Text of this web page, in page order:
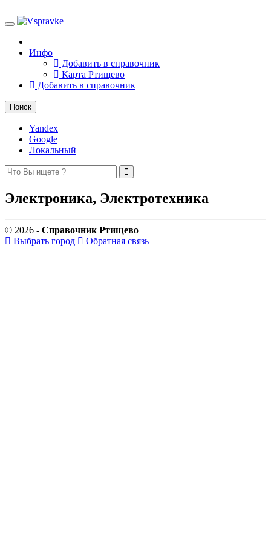
Toggle
Инфо
Добавить в справочник
Карта Ртищево
Добавить в справочник
Поиск
Yandex
Google
Локальный
Электроника, Электротехника
© 2026 - Справочник Ртищево
Выбрать город
Обратная связь